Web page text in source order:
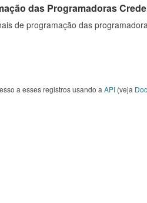
das Programadoras
de programação das
a esses registros usando a API (veja